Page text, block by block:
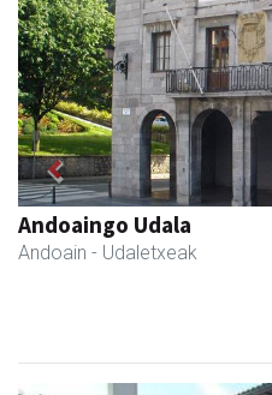
Andoaingo Udala
Andoain - Udaletxeak
Previous